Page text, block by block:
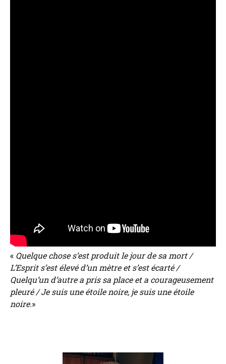
« Quelque chose s’est produit le jour de sa mort /
L’Esprit s’est élevé d’un mètre et s’est écarté /
Quelqu’un d’autre a pris sa place et a courageusement
pleuré / Je suis une étoile noire, je suis une étoile
noire.»